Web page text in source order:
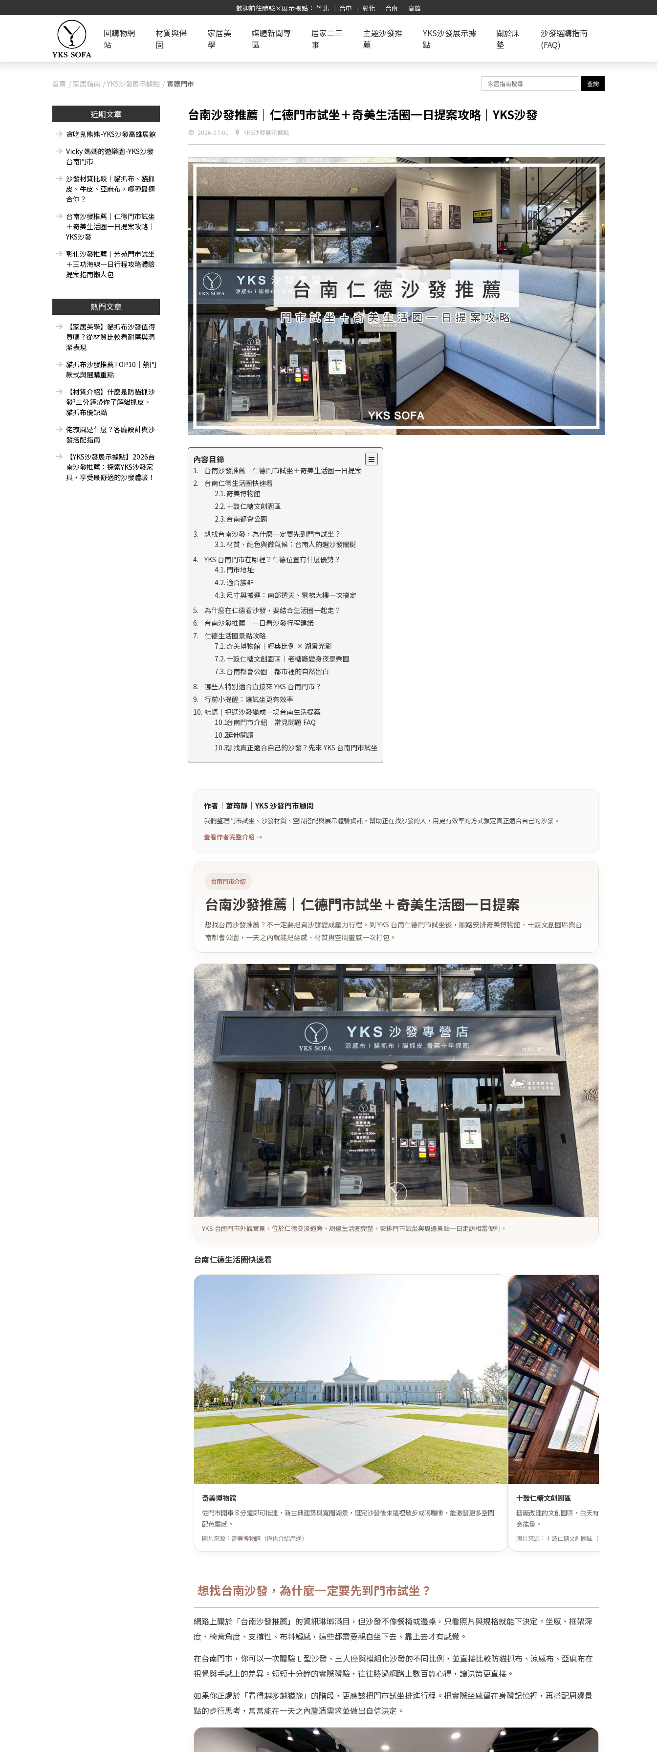
歡迎前往體驗×展示據點： 竹北 ∣ 台中 ∣ 彰化 ∣ 台南 ∣ 高雄
回購物網
站
材質與保
固
家居美
學
媒體新聞專
區
居家二三
事
主題沙發推
薦
YKS沙發展示據
點
關於床
墊
沙發選購指南
(FAQ)
首頁 家居指南 YKS沙發展示據點 實體門市 查詢
近期文章
貪吃鬼熊熊-YKS沙發高雄展館
Vicky 媽媽的遊樂園-YKS沙發
台南門市
沙發材質比較｜貓抓布、貓抓
皮、牛皮、亞麻布，哪種最適
合你？
台南沙發推薦｜仁德門市試坐
＋奇美生活圈一日提案攻略｜
YKS沙發
彰化沙發推薦｜芳苑門市試坐
＋王功海線一日行程攻略體驗
提案指南懶人包
熱門文章
【家居美學】貓抓布沙發值得
買嗎？從材質比較看耐磨與清
潔表現
貓抓布沙發推薦TOP10｜熱門
款式與選購重點
【材質介紹】什麼是防貓抓沙
發?三分鐘帶你了解貓抓皮、
貓抓布優缺點
侘寂風是什麼？客廳設計與沙
發搭配指南
【YKS沙發展示據點】2026台
南沙發推薦：探索YKS沙發家
具，享受最舒適的沙發體驗！
台南沙發推薦｜仁德門市試坐＋奇美生活圈一日提案攻略｜YKS沙發
2026-07-01 YKS沙發展示據點
內容目錄
台南沙發推薦｜仁德門市試坐＋奇美生活圈一日提案
台南仁德生活圈快速看
奇美博物館
十鼓仁糖文創園區
台南都會公園
想找台南沙發，為什麼一定要先到門市試坐？
材質、配色與微氣候：台南人的選沙發關鍵
YKS 台南門市在哪裡？仁德位置有什麼優勢？
門市地址
適合族群
尺寸與搬運：南部透天、電梯大樓一次搞定
為什麼在仁德看沙發，要結合生活圈一起走？
台南沙發推薦｜一日看沙發行程建議
仁德生活圈景點攻略
奇美博物館｜經典比例 × 湖景光影
十鼓仁糖文創園區｜老糖廠變身夜景樂園
台南都會公園｜都市裡的自然留白
哪些人特別適合直接來 YKS 台南門市？
行前小提醒：讓試坐更有效率
結語｜把選沙發變成一場台南生活提案
台南門市介紹｜常見問題 FAQ
延伸閱讀
想找真正適合自己的沙發？先來 YKS 台南門市試坐
作者｜ 蕭筠靜｜ YKS 沙發門市顧問
我們整理門市試坐、沙發材質、空間搭配與展示體驗資訊，幫助正在找沙發的人，用更有效率的方式鎖定真正適合自己的沙發。
查看作者完整介紹 →
台南門市介紹
台南沙發推薦｜仁德門市試坐＋奇美生活圈一日提案
想找台南沙發推薦？不一定要把買沙發變成壓力行程。到 YKS 台南仁德門市試坐後，順路安排奇美博物館、十鼓文創園區與台
南都會公園，一天之內就能把坐感、材質與空間靈感一次打包。
YKS 台南門市外觀實景，位於仁德交流道旁，周邊生活圈完整，安排門市試坐與周邊景點一日走訪相當便利。
台南仁德生活圈快速看
奇美博物館
從門市開車 8 分鐘即可抵達，新古典建築與寬闊湖景，逛完沙發後來這裡散步或喝咖啡，能激發更多空間
配色靈感。
圖片來源：奇美博物館（僅供介紹用途）
十鼓仁糖文創園區
糖廠改建的文創園區，白天有工業風老建築，夜
意能量。
圖片來源：十鼓仁糖文創園區（僅供介紹用途）
想找台南沙發，為什麼一定要先到門市試坐？
網路上關於「台南沙發推薦」的資訊琳瑯滿目，但沙發不像餐椅或邊桌，只看照片與規格就能下決定。坐感、框架深
度、椅背角度、支撐性、布料觸感，這些都需要親自坐下去、靠上去才有感覺。
在台南門市，你可以一次體驗 L 型沙發、三人座與模組化沙發的不同比例，並直接比較防貓抓布、涼感布、亞麻布在
視覺與手感上的差異。短短十分鐘的實際體驗，往往勝過網路上數百篇心得，讓決策更直接。
如果你正處於「看得越多越猶豫」的階段，更應該把門市試坐排進行程。把實際坐感留在身體記憶裡，再搭配周邊景
點的步行思考，常常能在一天之內釐清需求並做出自信決定。